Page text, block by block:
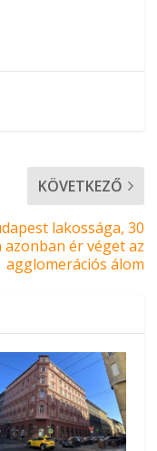
KÖVETKEZŐ
lakossága, 30
ér véget az
agglomerációs álom